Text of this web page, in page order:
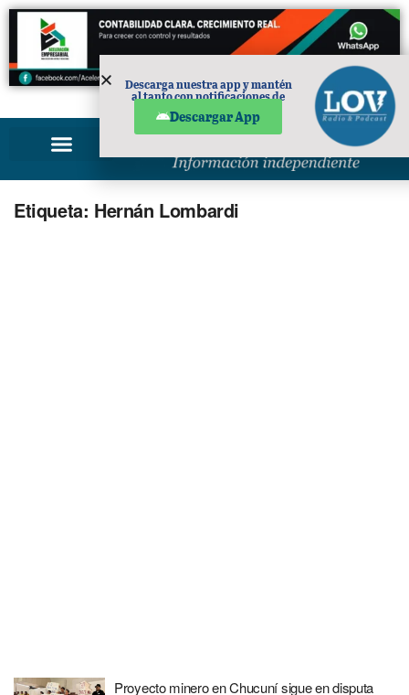
PUBLICIDAD
Etiqueta: Hernán Lombardi
Proyecto minero en Chucuní sigue en disputa
Descarga nuestra app y mantén
al tanto con notificaciones de
Descargar App